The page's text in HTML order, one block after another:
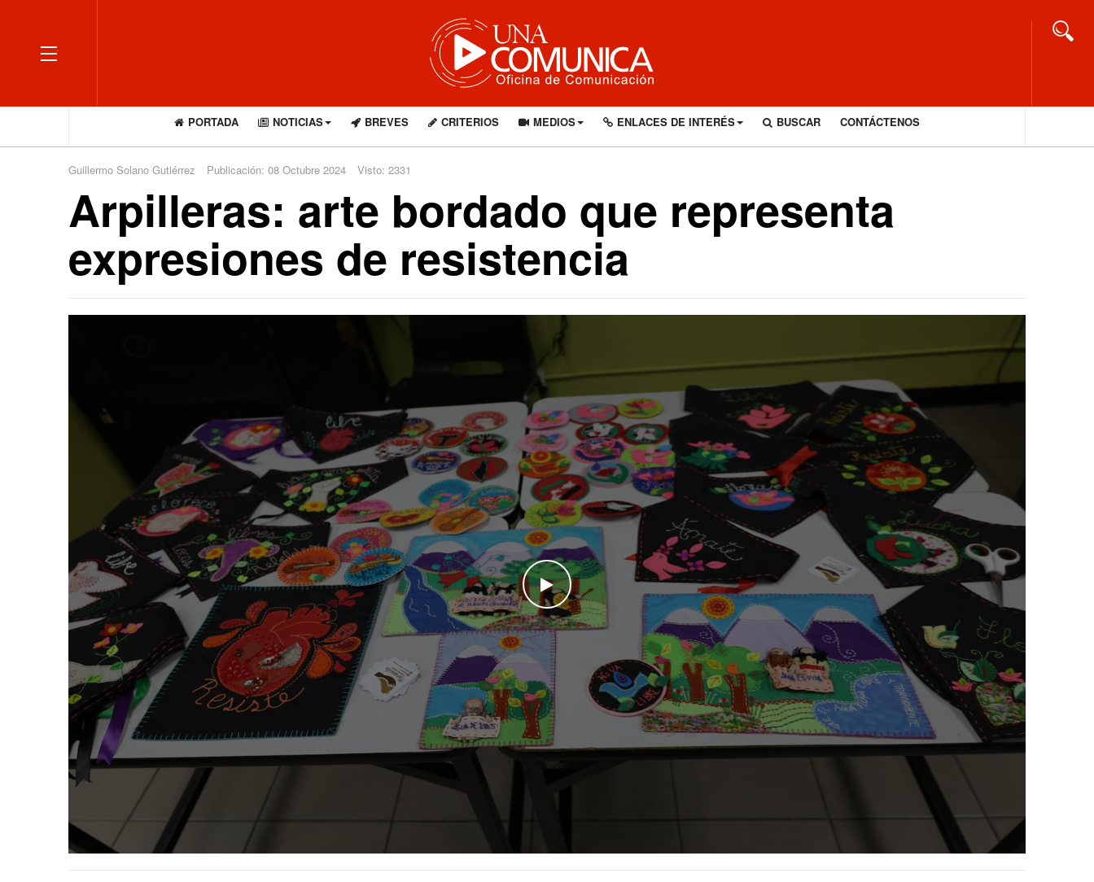
OFF CANVAS
PORTADA NOTICIAS BREVES CRITERIOS MEDIOS ENLACES DE INTERÉS BUSCAR CONTÁCTENOS
Guillermo Solano Gutiérrez Publicación: 08 Octubre 2024 Visto: 2331
Arpilleras: arte bordado que representa
expresiones de resistencia
WATCH THE VIDEO